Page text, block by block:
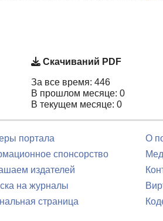
Скачиваний PDF
За все время: 446
В прошлом месяце: 0
В текущем месяце: 0
портала
спонсорство
издателей
на журналы
страница
О